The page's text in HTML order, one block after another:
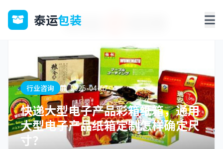
泰运包装
行业咨询 2025-04-07
快递大型电子产品彩箱纸箱，通用
大型电子产品纸箱定制怎样确定尺
寸？